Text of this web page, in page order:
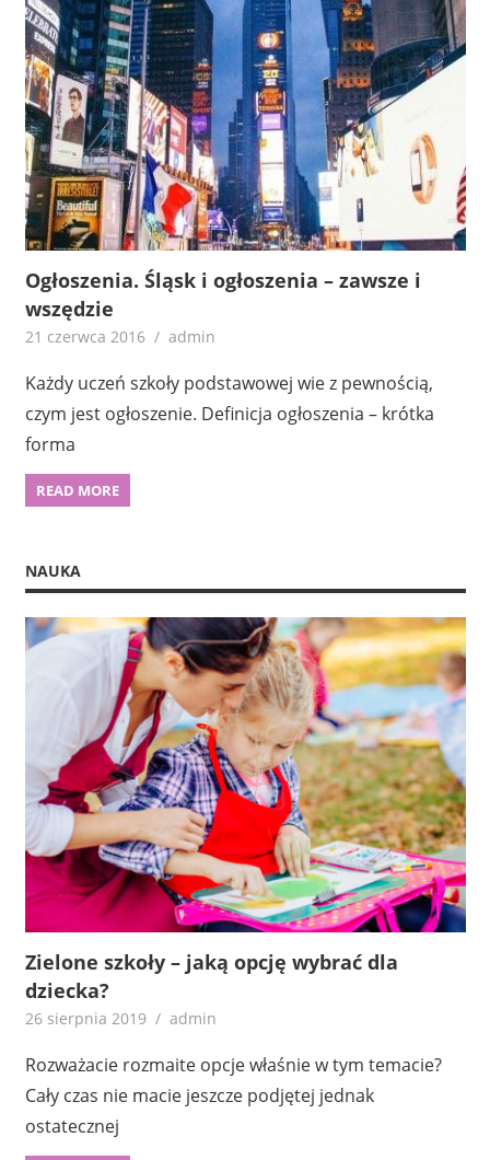
Ogłoszenia. Śląsk i ogłoszenia – zawsze i
wszędzie
21 czerwca 2016 admin
Każdy uczeń szkoły podstawowej wie z pewnością,
czym jest ogłoszenie. Definicja ogłoszenia – krótka
forma
READ MORE
NAUKA
Zielone szkoły – jaką opcję wybrać dla
dziecka?
26 sierpnia 2019 admin
Rozważacie rozmaite opcje właśnie w tym temacie?
Cały czas nie macie jeszcze podjętej jednak
ostatecznej